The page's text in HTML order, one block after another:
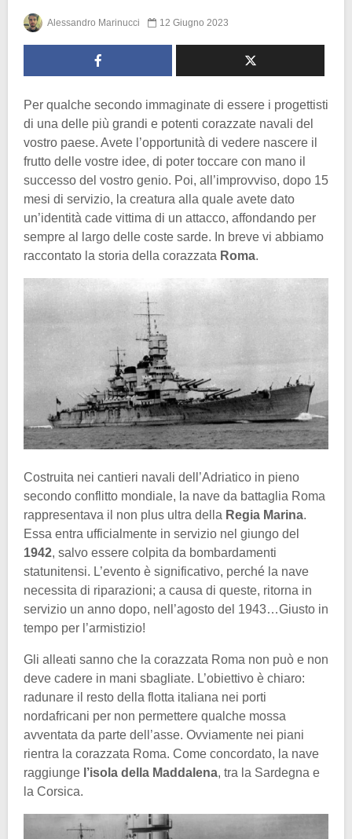
Alessandro Marinucci 12 Giugno 2023
Per qualche secondo immaginate di essere i progettisti
di una delle più grandi e potenti corazzate navali del
vostro paese. Avete l’opportunità di vedere nascere il
frutto delle vostre idee, di poter toccare con mano il
successo del vostro genio. Poi, all’improvviso, dopo 15
mesi di servizio, la creatura alla quale avete dato
un’identità cade vittima di un attacco, affondando per
sempre al largo delle coste sarde. In breve vi abbiamo
raccontato la storia della corazzata Roma.
Costruita nei cantieri navali dell’Adriatico in pieno
secondo conflitto mondiale, la nave da battaglia Roma
rappresentava il non plus ultra della Regia Marina.
Essa entra ufficialmente in servizio nel giungo del
1942, salvo essere colpita da bombardamenti
statunitensi. L’evento è significativo, perché la nave
necessita di riparazioni; a causa di queste, ritorna in
servizio un anno dopo, nell’agosto del 1943…Giusto in
tempo per l’armistizio!
Gli alleati sanno che la corazzata Roma non può e non
deve cadere in mani sbagliate. L’obiettivo è chiaro:
radunare il resto della flotta italiana nei porti
nordafricani per non permettere qualche mossa
avventata da parte dell’asse. Ovviamente nei piani
rientra la corazzata Roma. Come concordato, la nave
raggiunge l’isola della Maddalena, tra la Sardegna e
la Corsica.